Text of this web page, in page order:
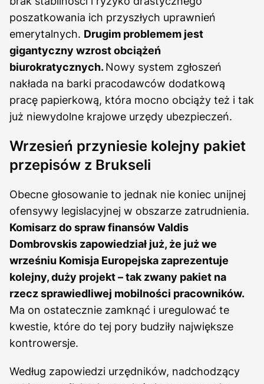
poszatkowania ich przyszłych uprawnień
emerytalnych. Drugim problemem jest
gigantyczny wzrost obciążeń
biurokratycznych. Nowy system zgłoszeń
nakłada na barki pracodawców dodatkową
pracę papierkową, która mocno obciąży też i tak
już niewydolne krajowe urzędy ubezpieczeń.
Wrzesień przyniesie kolejny pakiet
przepisów z Brukseli
Obecne głosowanie to jednak nie koniec unijnej
ofensywy legislacyjnej w obszarze zatrudnienia.
Komisarz do spraw finansów Valdis
Dombrovskis zapowiedział już, że już we
wrześniu Komisja Europejska zaprezentuje
kolejny, duży projekt – tak zwany pakiet na
rzecz sprawiedliwej mobilności pracowników.
Ma on ostatecznie zamknąć i uregulować te
kwestie, które do tej pory budziły największe
kontrowersje.
Według zapowiedzi urzędników, nadchodzący